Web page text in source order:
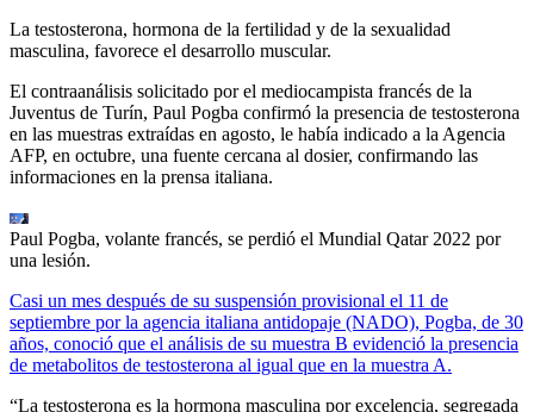
La testosterona, hormona de la fertilidad y de la sexualidad
masculina, favorece el desarrollo muscular.
El contraanálisis solicitado por el mediocampista francés de la
Juventus de Turín, Paul Pogba confirmó la presencia de testosterona
en las muestras extraídas en agosto, le había indicado a la Agencia
AFP, en octubre, una fuente cercana al dosier, confirmando las
informaciones en la prensa italiana.
Paul Pogba, volante francés, se perdió el Mundial Qatar 2022 por
una lesión.
Casi un mes después de su suspensión provisional el 11 de
septiembre por la agencia italiana antidopaje (NADO), Pogba, de 30
años, conoció que el análisis de su muestra B evidenció la presencia
de metabolitos de testosterona al igual que en la muestra A.
“La testosterona es la hormona masculina por excelencia, segregada